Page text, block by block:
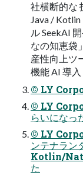
社横断的な
Java /
ル SeekAI
なの知恵袋
産性向上ツ
機能 AI 導
© LY
© LY
らいになっ
© LY
ンテナラン
Kotlin/
た